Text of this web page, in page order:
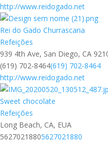
http://www.reidogado.net
Rei do Gado Churrascaria
Refeições
939 4th Ave, San Diego, CA
(619) 702-8464(619) 702-8464
http://www.reidogado.net
Sweet chocolate
Refeições
Long Beach, CA, EUA
56270218805627021880